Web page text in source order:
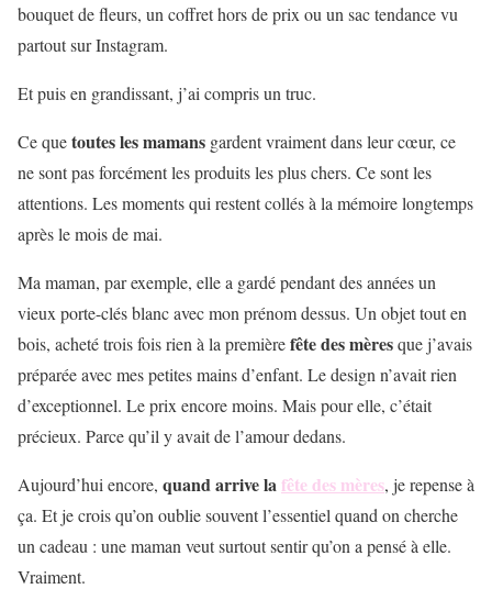
bouquet de fleurs, un coffret hors de prix ou un sac tendance vu
partout sur Instagram.
Et puis en grandissant, j’ai compris un truc.
Ce quetoutes les mamans gardent vraiment dans leur cœur, ce
ne sont pas forcément les produits les plus chers. Ce sont les
attentions. Les moments qui restent collés à la mémoire longtemps
après le mois de mai.
Ma maman, par exemple, elle a gardé pendant des années un
vieux porte-clés blanc avec mon prénom dessus. Un objet tout en
bois, acheté trois fois rien à la premièrefête des mèresque j’avais
préparée avec mes petites mains d’enfant. Le design n’avait rien
d’exceptionnel. Le prix encore moins. Mais pour elle, c’était
précieux. Parce qu’il y avait de l’amour dedans.
Aujourd’hui encore, quand arrive lafête des mères, je repense à
ça. Et je crois qu’on oublie souvent l’essentiel quand on cherche
un cadeau : une maman veut surtout sentir qu’on a pensé à elle.
Vraiment.